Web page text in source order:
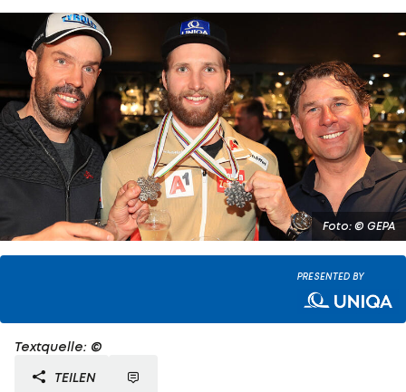
Foto: © GEPA
PRESENTED BY
Textquelle: ©
TEILEN